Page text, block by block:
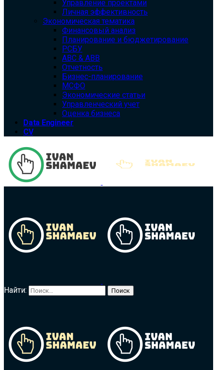
Управление проектами
Личная эффективность
Экономическая тематика
Финансовый анализ
Планирование и бюджетирование
РСБУ
ABC & ABB
Отчетность
Бизнес-планирование
МСФО
Экономические статьи
Управленческий учет
Оценка бизнеса
Data Engineer
CV
Найти: